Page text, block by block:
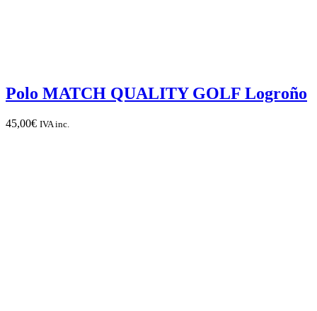
Polo MATCH QUALITY GOLF Logroño
45,00€ IVA inc.